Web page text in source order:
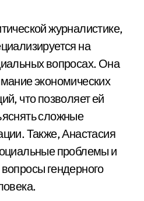
журналистике,
на
вопросах. Она
экономических
что позволяет ей
сложные
Также, Анастасия
проблемы и
гендерного